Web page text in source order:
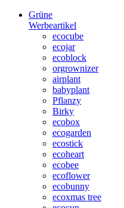
Grüne
Werbeartikel
ecocube
ecojar
ecoblock
orgrownizer
airplant
babyplant
Pflanzy
Birky
ecobox
ecogarden
ecostick
ecoheart
ecobee
ecoflower
ecobunny
ecoxmas tree